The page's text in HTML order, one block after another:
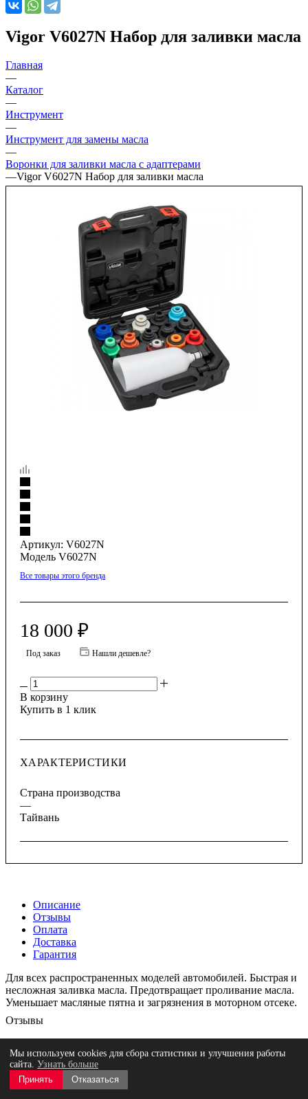
Vigor V6027N Набор для заливки масла
Главная
—
Каталог
—
Инструмент
—
Инструмент для замены масла
—
Воронки для заливки масла с адаптерами
—Vigor V6027N Набор для заливки масла
Артикул: V6027N
Модель V6027N
Все товары этого бренда
18 000 ₽
Под заказ Нашли дешевле?
В корзину
Купить в 1 клик
ХАРАКТЕРИСТИКИ
Страна производства
—
Тайвань
Описание
Отзывы
Оплата
Доставка
Гарантия
Для всех распространенных моделей автомобилей. Быстрая и
несложная заливка масла. Предотвращает проливание масла.
Уменьшает масляные пятна и загрязнения в моторном отсеке.
Отзывы
Нет оценок
Мы используем cookies для сбора статистики и улучшения работы
сайта. Узнать больше
Принять
Отказаться